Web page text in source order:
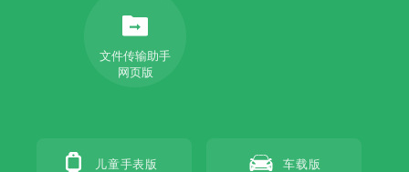
文件传输助手
网页版
儿童手表版 车载版